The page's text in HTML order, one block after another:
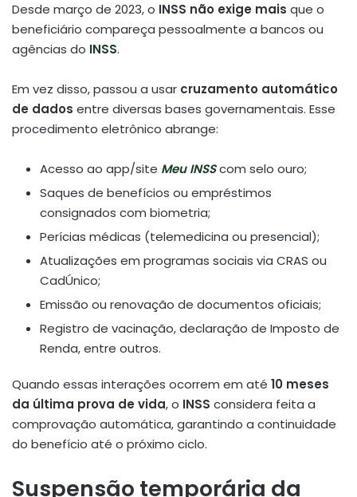
Desde março de 2023, o INSS não exige mais que o
beneficiário compareça pessoalmente a bancos ou
agências do INSS.
Em vez disso, passou a usar cruzamento automático
de dados entre diversas bases governamentais. Esse
procedimento eletrônico abrange:
Acesso ao app/site Meu INSScom selo ouro;
Saques de benefícios ou empréstimos
consignados com biometria;
Perícias médicas (telemedicina ou presencial);
Atualizações em programas sociais via CRAS ou
CadÚnico;
Emissão ou renovação de documentos oficiais;
Registro de vacinação, declaração de Imposto de
Renda, entre outros.
Quando essas interações ocorrem em até 10 meses
da última prova de vida, o INSS considera feita a
comprovação automática, garantindo a continuidade
do benefício até o próximo ciclo.
Suspensão temporária da